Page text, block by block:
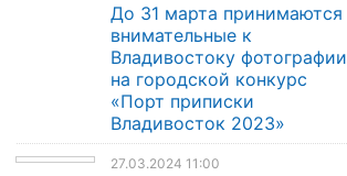
До 31 марта принимаются
внимательные к
Владивостоку фотографии
на городской конкурс
«Порт приписки
Владивосток 2023»
27.03.2024 11:00